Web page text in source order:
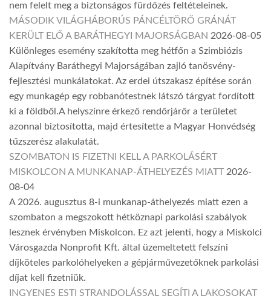
nem felelt meg a biztonságos fürdőzés feltételeinek.
MÁSODIK VILÁGHÁBORÚS PÁNCÉLTÖRŐ GRÁNÁT
KERÜLT ELŐ A BARÁTHEGYI MAJORSÁGBAN 2026-08-05
Különleges esemény szakította meg hétfőn a Szimbiózis
Alapítvány Baráthegyi Majorságában zajló tanösvény-
fejlesztési munkálatokat. Az erdei útszakasz építése során
egy munkagép egy robbanótestnek látszó tárgyat fordított
ki a földből.A helyszínre érkező rendőrjárőr a területet
azonnal biztosította, majd értesítette a Magyar Honvédség
tűzszerész alakulatát.
SZOMBATON IS FIZETNI KELL A PARKOLÁSÉRT
MISKOLCON A MUNKANAP-ÁTHELYEZÉS MIATT 2026-
08-04
A 2026. augusztus 8-i munkanap-áthelyezés miatt ezen a
szombaton a megszokott hétköznapi parkolási szabályok
lesznek érvényben Miskolcon. Ez azt jelenti, hogy a Miskolci
Városgazda Nonprofit Kft. által üzemeltetett felszíni
díjköteles parkolóhelyeken a gépjárművezetőknek parkolási
díjat kell fizetniük.
INGYENES ESTI STRANDOLÁSSAL SEGÍTI A LAKOSOKAT